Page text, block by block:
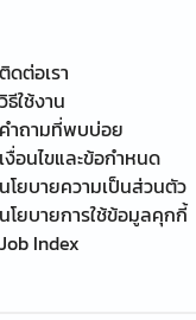
ติดต่อเรา
วิธีใช้งาน
คำถามที่พบบ่อย
เงื่อนไขและข้อกำหนด
นโยบายความเป็นส่วนตัว
นโยบายการใช้ข้อมูลคุกกี้
Job Index